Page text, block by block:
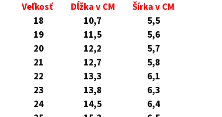
Veľkosť Dĺžka v CM
Šírka v CM
18
10,7
5,5
19
11,5
5,6
20
12,2
5,7
21
12,7
5,8
22
13,3
6,1
23
13,8
6,3
24
14,5
6,4